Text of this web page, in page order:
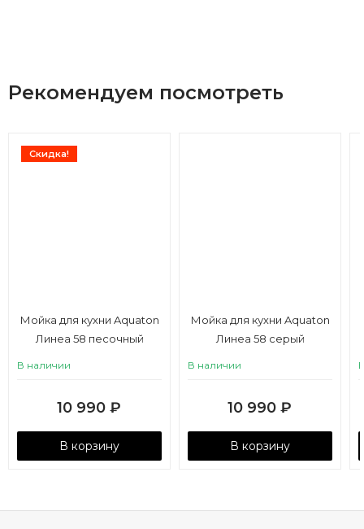
Рекомендуем посмотреть
Скидка!
Мойка для кухни Aquaton
Линеа 58 песочный
В наличии
10 990 ₽
В корзину
Мойка для кухни Aquaton
Линеа 58 серый
В наличии
10 990 ₽
В корзину